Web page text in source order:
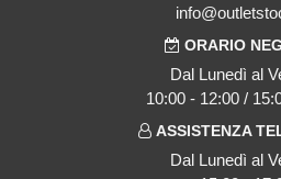
ORARIO
Dal Lunedì al
10:00 - 12:00 /
ASSISTENZA
Dal Lunedì al